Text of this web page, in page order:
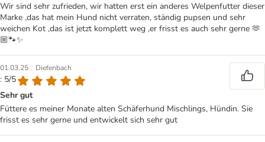
Wir sind sehr zufrieden, wir hatten erst ein anderes Welpenfutter dieser
Marke ,das hat mein Hund nicht verraten, ständig pupsen und sehr
weichen Kot ,das ist jetzt komplett weg ,er frisst es auch sehr gerne 🫶
🏼🐾✨️
01.03.25 | Diefenbach
: 5/5
Sehr gut
Füttere es meiner Monate alten Schäferhund Mischlings, Hündin. Sie
frisst es sehr gerne und entwickelt sich sehr gut